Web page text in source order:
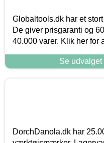
Globaltools.dk har et
De giver prisgaranti og
40.000 varer. Klik her for
Se
DorchDanola.dk har